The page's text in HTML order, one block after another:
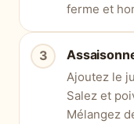
ferme et
Ajoutez le
Salez et
Mélangez